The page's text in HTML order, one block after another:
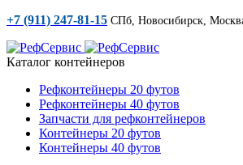
+7 (911) 247-81-15 СПб, Новосибирск,
Каталог контейнеров
Рефконтейнеры 20 футов
Рефконтейнеры 40 футов
Запчасти для рефконтейнеров
Контейнеры 20 футов
Контейнеры 40 футов